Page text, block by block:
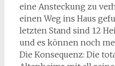
eine Ansteckung zu
einen Weg ins Haus
letzten Stand sind 12
und es können noch
Die Konsequenz: Die